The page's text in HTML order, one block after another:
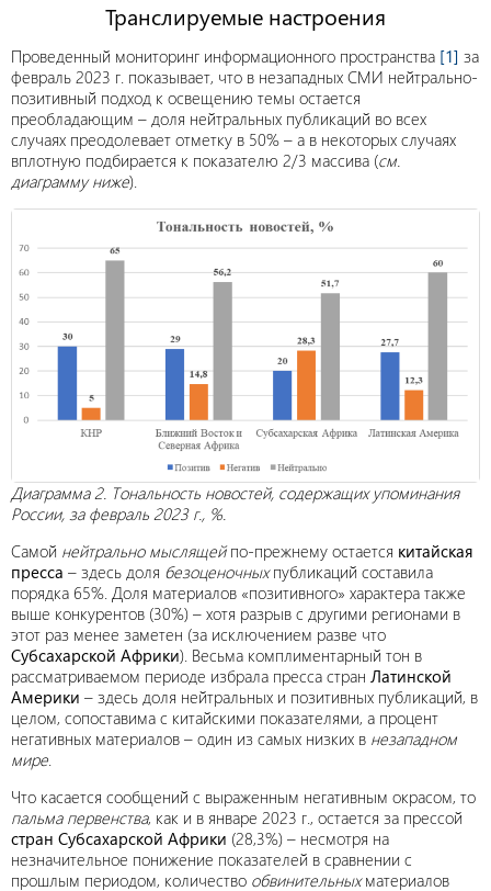
Транслируемые настроения
Проведенный мониторинг информационного пространства [1] за
февраль 2023 г. показывает, что в незападных СМИ нейтрально-
позитивный подход к освещению темы остается
преобладающим – доля нейтральных публикаций во всех
случаях преодолевает отметку в 50% – а в некоторых случаях
вплотную подбирается к показателю 2/3 массива (см.
диаграмму ниже).
Диаграмма 2. Тональность новостей, содержащих упоминания
России, за февраль 2023 г., %.
Самой нейтрально мыслящейпо-прежнему остается китайская
пресса – здесь доля безоценочныхпубликаций составила
порядка 65%. Доля материалов «позитивного» характера также
выше конкурентов (30%) – хотя разрыв с другими регионами в
этот раз менее заметен (за исключением разве что
Субсахарской Африки). Весьма комплиментарный тон в
рассматриваемом периоде избрала пресса стран Латинской
Америки – здесь доля нейтральных и позитивных публикаций, в
целом, сопоставима с китайскими показателями, а процент
негативных материалов – один из самых низких в незападном
мире.
Что касается сообщений с выраженным негативным окрасом, то
пальма первенства, как и в январе 2023 г., остается за прессой
стран Субсахарской Африки (28,3%) – несмотря на
незначительное понижение показателей в сравнении с
прошлым периодом, количество обвинительныхматериалов